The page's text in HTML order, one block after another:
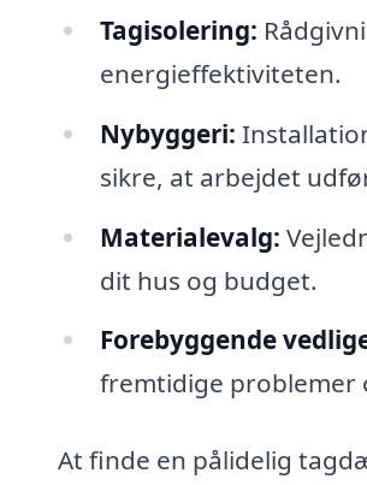
Tagisolering:
energieffektiviteten.
Nybyggeri:
sikre, at arbejdet
Materialevalg:
dit hus og budget.
Forebyggende
fremtidige problemer
At finde en pålidelig